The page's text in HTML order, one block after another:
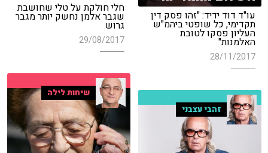
עו"ד דוד ידיד: "זהו פסק דין
תקדימי, כל שופטי ביהמ"ש
העליון פסקו לטובת
האלמנות"
28/11/2017
חלי חולקת על טלי שחושבת
שגבר אלמן נחשק יותר מגבר
גרוש
29/08/2017
שיחות לילה
זהבי עצבני